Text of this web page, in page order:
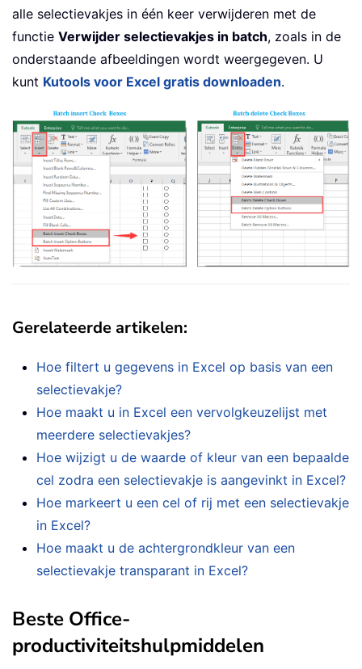
alle selectievakjes in één keer verwijderen met de
functie Verwijder selectievakjes in batch, zoals in de
onderstaande afbeeldingen wordt weergegeven. U
kunt Kutools voor Excel gratis downloaden.
Gerelateerde artikelen:
Hoe filtert u gegevens in Excel op basis van een
selectievakje?
Hoe maakt u in Excel een vervolgkeuzelijst met
meerdere selectievakjes?
Hoe wijzigt u de waarde of kleur van een bepaalde
cel zodra een selectievakje is aangevinkt in Excel?
Hoe markeert u een cel of rij met een selectievakje
in Excel?
Hoe maakt u de achtergrondkleur van een
selectievakje transparant in Excel?
Beste Office-
productiviteitshulpmiddelen